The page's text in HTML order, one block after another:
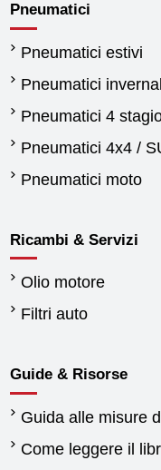
Pneumatici
Pneumatici estivi
Pneumatici
Pneumatici 4
Pneumatici 4x4 /
Pneumatici moto
Ricambi & Servizi
Olio motore
Filtri auto
Guide & Risorse
Guida alle misure
Come leggere il